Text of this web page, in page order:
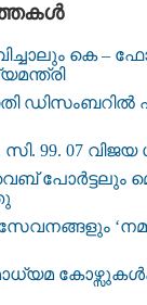
കെ –
ഡിസംബറില്‍
99. 07 വിജയ
വെബ്